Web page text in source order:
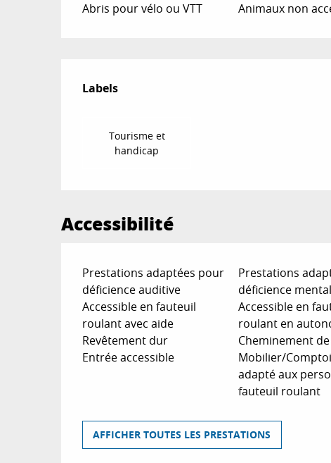
Abris pour vélo ou VTT
Animaux non
Offres de
Labels
Labels
Tourisme et
handicap
Accessibilité
Prestations adaptées pour
déficience auditive
Prestations
déficience
Accessible en fauteuil
roulant avec aide
Accessible en
roulant en
Revêtement dur Cheminement
Entrée accessible
Mobilier/
adapté aux
fauteuil roulant
AFFICHER TOUTES LES PRESTATIONS